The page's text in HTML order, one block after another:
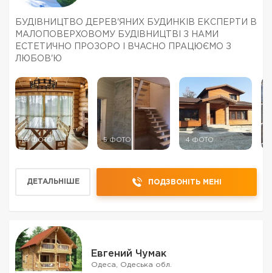
БУДІВНИЦТВО ДЕРЕВ'ЯНИХ БУДИНКІВ ЕКСПЕРТИ В
МАЛОПОВЕРХОВОМУ БУДІВНИЦТВІ З НАМИ
ЕСТЕТИЧНО ПРОЗОРО І ВЧАСНО ПРАЦЮЄМО З
ЛЮБОВ'Ю
10 ФОТО 5 ФОТО 4 ФОТО
ДЕТАЛЬНІШЕ ПОДЗВОНІТЬ МЕНІ
Евгений Чумак
Одеса, Одеська обл.